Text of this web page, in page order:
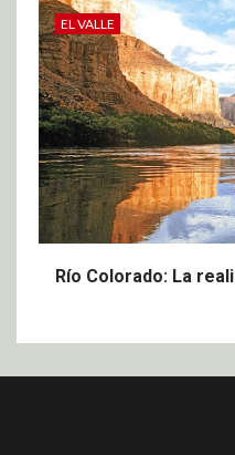
EL VALLE
Río Colorado: La